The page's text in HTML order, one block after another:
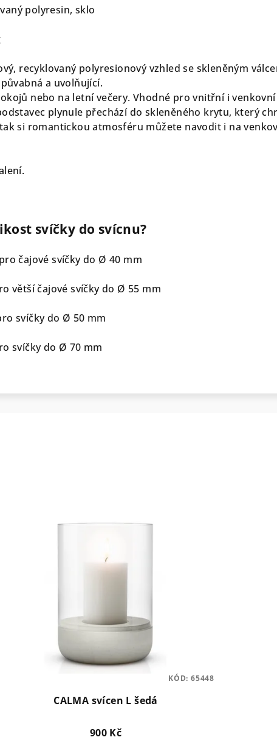
polyresin, sklo
recyklovaný polyresionový vzhled se skleněným
a uvolňující.
nebo na letní večery. Vhodné pro vnitřní i venkovní
plynule přechází do skleněného krytu, který
si romantickou atmosféru můžete navodit i na
svíčky do svícnu?
čajové svíčky do Ø 40 mm
větší čajové svíčky do Ø 55 mm
svíčky do Ø 50 mm
svíčky do Ø 70 mm
CALMA svícen L šedá
900 Kč
KÓD: 65448